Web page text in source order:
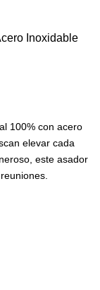
Inoxidable
100% con acero
elevar cada
este asador